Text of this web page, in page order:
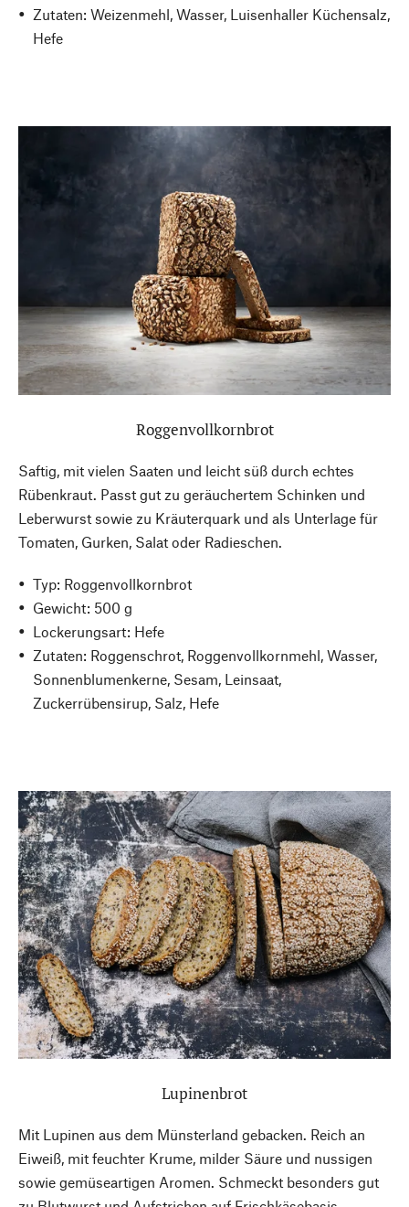
Zutaten: Weizenmehl, Wasser, Luisenhaller Küchensalz,
Hefe
Roggenvollkornbrot
Saftig, mit vielen Saaten und leicht süß durch echtes
Rübenkraut. Passt gut zu geräuchertem Schinken und
Leberwurst sowie zu Kräuterquark und als Unterlage für
Tomaten, Gurken, Salat oder Radieschen.
Typ: Roggenvollkornbrot
Gewicht: 500 g
Lockerungsart: Hefe
Zutaten: Roggenschrot, Roggenvollkornmehl, Wasser,
Sonnenblumenkerne, Sesam, Leinsaat,
Zuckerrübensirup, Salz, Hefe
Lupinenbrot
Mit Lupinen aus dem Münsterland gebacken. Reich an
Eiweiß, mit feuchter Krume, milder Säure und nussigen
sowie gemüseartigen Aromen. Schmeckt besonders gut